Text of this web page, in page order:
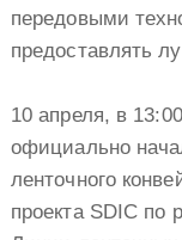
передовыми
предоставлять
10 апреля, в
официально
ленточного
проекта SDIC по